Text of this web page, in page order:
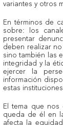
variantes y otros
En términos de
sobre: los
presentar
deben realizar
sino también las
integridad y la
ejercer la
información
estas
El tema que
queda de él en
afecta la